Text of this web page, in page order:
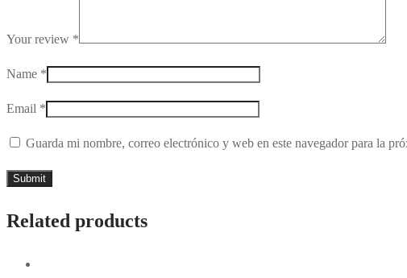
Your review *
Name *
Email *
Guarda mi nombre, correo electrónico y web en este navegador para la
Related products